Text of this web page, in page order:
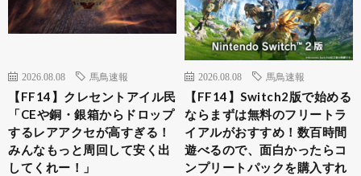
2026.08.08 馬鳥速報
【FF14】クレセントアイル民
「CEや銅・銀箱からドロップ
するレアアクセが高すぎる！
みんなもっと周回して安く出
してくれー！」
2026.08.08 馬鳥速報
【FF14】Switch2版で始める
ならまずは無料のフリートラ
イアルがおすすめ！数百時間
遊べるので、面白かったらコ
ンプリートパックを購入すれ